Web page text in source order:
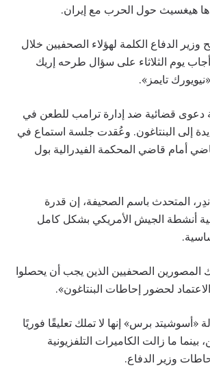
هيغسيث حول الحرب مع إيران.
وزير الدفاع الكلمة لهؤلاء الصحفيين خلال
يوم الثلاثاء على سؤال طرحه إريك
تايمز».
دعوى قضائية ضد إدارة ترامب للطعن في
إلى البنتاغون. وعُقدت جلسة استماع في
أمام قاضي المحكمة الفيدرالية بول
المتحدث باسم الصحيفة، إن قدرة
أنشطة الجيش الأمريكي بشكل كامل
الصحفيين الذين يجب أن يحصلوا
لحضور إحاطات البنتاغون».
«أسوشيتد برس» إنها لا تملك تعليقًا فوريًا
ما زالت الكاميرات التلفزيونية
وزير الدفاع.